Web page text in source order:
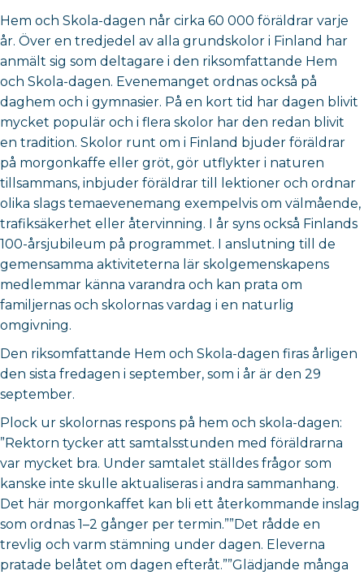
Hem och Skola-dagen når cirka 60 000 föräldrar varje
år. Över en tredjedel av alla grundskolor i Finland har
anmält sig som deltagare i den riksomfattande Hem
och Skola-dagen. Evenemanget ordnas också på
daghem och i gymnasier. På en kort tid har dagen blivit
mycket populär och i flera skolor har den redan blivit
en tradition. Skolor runt om i Finland bjuder föräldrar
på morgonkaffe eller gröt, gör utflykter i naturen
tillsammans, inbjuder föräldrar till lektioner och ordnar
olika slags temaevenemang exempelvis om välmående,
trafiksäkerhet eller återvinning. I år syns också Finlands
100-årsjubileum på programmet. I anslutning till de
gemensamma aktiviteterna lär skolgemenskapens
medlemmar känna varandra och kan prata om
familjernas och skolornas vardag i en naturlig
omgivning.
Den riksomfattande Hem och Skola-dagen firas årligen
den sista fredagen i september, som i år är den 29
september.
Plock ur skolornas respons på hem och skola-dagen:
”Rektorn tycker att samtalsstunden med föräldrarna
var mycket bra. Under samtalet ställdes frågor som
kanske inte skulle aktualiseras i andra sammanhang.
Det här morgonkaffet kan bli ett återkommande inslag
som ordnas 1–2 gånger per termin.””Det rådde en
trevlig och varm stämning under dagen. Eleverna
pratade belåtet om dagen efteråt.””Glädjande många